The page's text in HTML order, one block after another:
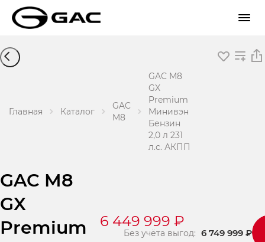
Главная Каталог
GAC
M8
GAC M8
GX
Premium
Минивэн
Бензин
2,0 л 231
л.с. АКПП
GAC M8
GX
Premium
6 449 999 ₽
Без учёта выгод: 6 749 999 ₽